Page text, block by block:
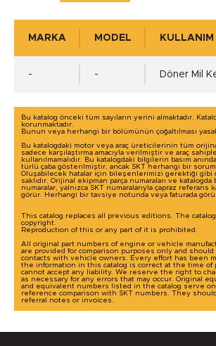
Çalışma Basıncı
Mil Toleransı - ISO h11 min.
0.00 mm.
Mil Toleransı - ISO h11 max.
-0.11 mm.
Mil Yüzey Pürüzlülük Değerleri -
Detaylı incelemek için
MARKA MODEL KULLANIM
- - Döner Mil
Bu katalog önceki tüm sayıların yerini almaktadır.
korunmaktadır.
Bunun veya herhangi bir bölümünün çoğaltılması
Bu katalogdaki motor veya araç üreticilerinin tüm
sadece karşılaştırma amacıyla verilmiştir ve araç
kullanılmamalıdır. Bu katalogdaki bilgilerin basım
türlü çaba gösterilmiştir, ancak SKT herhangi bir
Oluşabilecek hatalar için bileşenlerimizi gerektiği gibi
saklıdır. Orijinal ekipman parça numaraları ve
numaralar, yalnızca SKT numaralarıyla çapraz referans
görür. Herhangi bir tavsiye notunda veya faturada
This catalog replaces all previous editions. The
copyright.
Reproduction of this or any part of it is prohibited.
All original part numbers of engine or vehicle
are provided for comparison purposes only and
contacts with vehicle owners. Every effort has been
the information in this catalog is correct at the time of
cannot accept any liability. We reserve the right to
as necessary for any errors that may occur. Original
and equivalent numbers listed in the catalog serve
reference comparison with SKT numbers. They
referral notes or invoices.